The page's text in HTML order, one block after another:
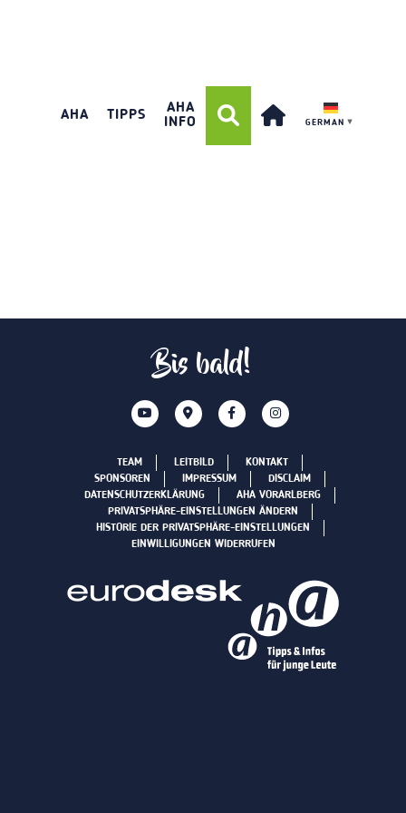
AHA TIPPS
AHA
INFO
GERMAN ▼
Bis bald!
TEAM LEITBILD
KONTAKT
SPONSOREN
IMPRESSUM
DISCLAIM
DATENSCHUTZERKLÄRUNG
AHA VORARLBERG
PRIVATSPHÄRE-EINSTELLUNGEN ÄNDERN
HISTORIE DER PRIVATSPHÄRE-EINSTELLUNGEN
EINWILLIGUNGEN WIDERRUFEN